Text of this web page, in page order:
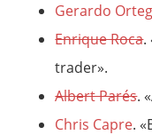
Gerardo
Enrique Roca.
trader».
Albert Parés.
Chris Capre.